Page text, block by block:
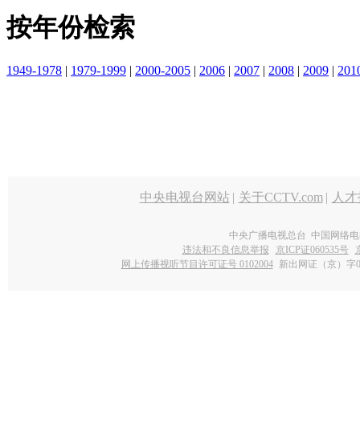
按年份检索
1949-1978 | 1979-1999 | 2000-2005 | 2006 | 2007 | 2008 | 2009 |
中央电视台网站 | 关于CCTV.com | 人
中央广播电视总台 中国网络
违法和不良信息举报
京ICP证060535号
网上传播视听节目许可证号 0102004 新出网证（京）